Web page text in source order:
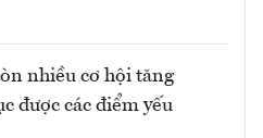
nhiều cơ hội tăng
được các điểm yếu